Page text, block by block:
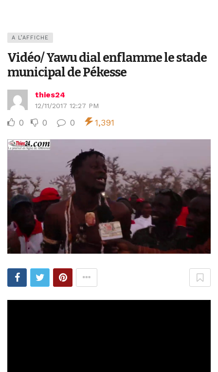
A L’AFFICHE
Vidéo/ Yawu dial enflamme le stade
municipal de Pékesse
thies24
12/11/2017 12:27 PM
0 0 0 1,391